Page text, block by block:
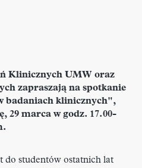
Klinicznych UMW oraz
zapraszają na spotkanie
badaniach klinicznych",
29 marca w godz. 17.00-
do studentów ostatnich lat